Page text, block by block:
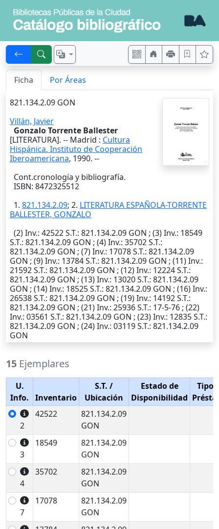
Ficha Por Áreas
821.134.2.09 GON
Villán, Javier
Gonzalo Torrente Ballester
[LITERATURA]. -- Madrid : Cultura
Hispánica. Instituto de Cooperación
Iberoamericana, 1990. --
Cont.cronología y bibliografía.
ISBN: 8472325512
1. 821.134.2.09; 2. LITERATURA ESPAÑOLA-TORRENTE
BALLESTER, GONZALO
(2)Inv.: 42522S.T.: 821.134.2.09 GON ; (3)Inv.: 18549
S.T.: 821.134.2.09 GON ; (4)Inv.: 35702S.T.:
821.134.2.09 GON ; (7)Inv.: 17078S.T.: 821.134.2.09
GON ; (9)Inv.: 13784S.T.: 821.134.2.09 GON ; (11)Inv.:
21592S.T.: 821.134.2.09 GON ; (12)Inv.: 12224S.T.:
821.134.2.09 GON ; (13)Inv.: 13020S.T.: 821.134.2.09
GON ; (14)Inv.: 18525S.T.: 821.134.2.09 GON ; (16)Inv.:
26538S.T.: 821.134.2.09 GON ; (19)Inv.: 14192S.T.:
821.134.2.09 GON ; (21)Inv.: 25936S.T.: 17-5-76 ; (22)
Inv.: 03561 S.T.: 821.134.2.09 GON ; (23)Inv.: 12835S.T.:
821.134.2.09 GON ; (24)Inv.: 03119S.T.: 821.134.2.09
GON
15 Ejemplares
U.
Info.
Inventario
S.T. /
Ubicación
Estado de
Disponibilidad
Tipo
2
42522
821.134.2.09
GON
3
18549
821.134.2.09
GON
4
35702
821.134.2.09
GON
7
17078
821.134.2.09
GON